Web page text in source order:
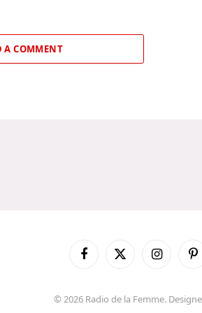
A COMMENT
FacebookX
Instagram
© 2026 Radio de la Femme.